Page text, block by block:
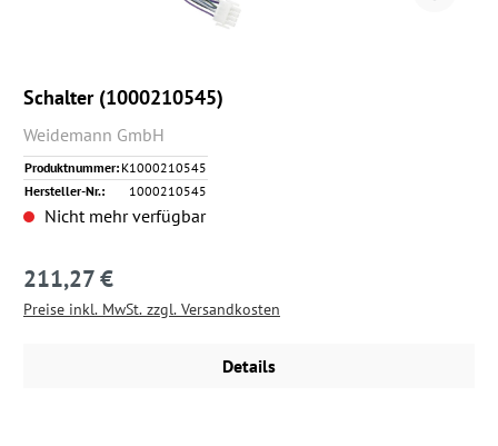
Schalter (1000210545)
Weidemann GmbH
Produktnummer: K1000210545
Hersteller-Nr.:
1000210545
Nicht mehr verfügbar
Regulärer Preis:
211,27 €
Preise inkl. MwSt. zzgl. Versandkosten
Details